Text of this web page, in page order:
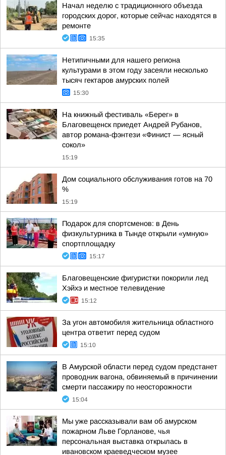
Начал неделю с традиционного объезда
городских дорог, которые сейчас находятся в
ремонте
15:35
Нетипичными для нашего региона
культурами в этом году засеяли несколько
тысяч гектаров амурских полей
15:30
На книжный фестиваль «Берег» в
Благовещенск приедет Андрей Рубанов,
автор романа-фэнтези «Финист — ясный
сокол»
15:19
Дом социального обслуживания готов на 70
%
15:19
Подарок для спортсменов: в День
физкультурника в Тынде открыли «умную»
спортплощадку
15:17
Благовещенские фигуристки покорили лед
Хэйхэ и местное телевидение
15:12
За угон автомобиля жительница областного
центра ответит перед судом
15:10
В Амурской области перед судом предстанет
проводник вагона, обвиняемый в причинении
смерти пассажиру по неосторожности
15:04
Мы уже рассказывали вам об амурском
пожарном Льве Горланове, чья
персональная выставка открылась в
ивановском краеведческом музее